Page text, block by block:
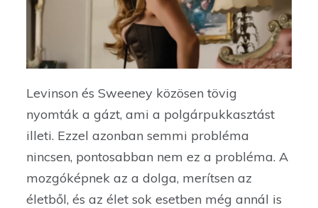
Levinson és Sweeney közösen tövig
nyomták a gázt, ami a polgárpukkasztást
illeti. Ezzel azonban semmi probléma
nincsen, pontosabban nem ez a probléma. A
mozgóképnek az a dolga, merítsen az
életből, és az élet sok esetben még annál is